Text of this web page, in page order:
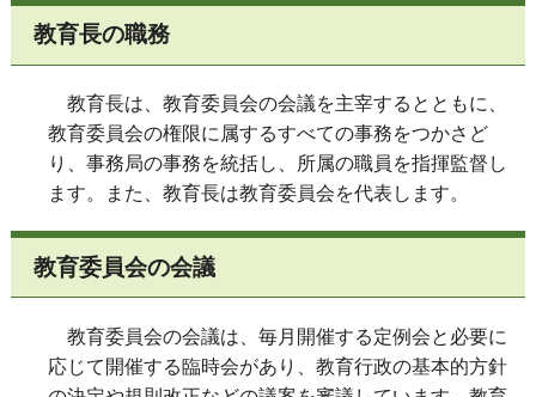
教育長の職務
教育長は、教育委員会の会議を主宰するとともに、
教育委員会の権限に属するすべての事務をつかさど
り、事務局の事務を統括し、所属の職員を指揮監督し
ます。また、教育長は教育委員会を代表します。
教育委員会の会議
教育委員会の会議は、毎月開催する定例会と必要に
応じて開催する臨時会があり、教育行政の基本的方針